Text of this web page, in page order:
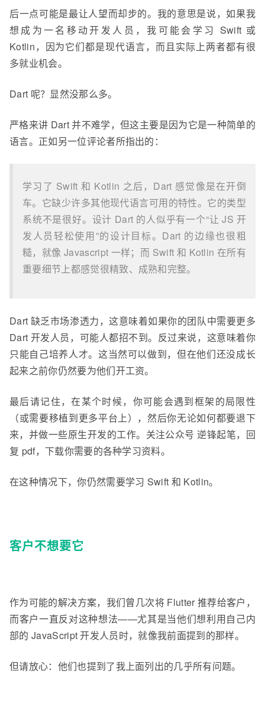
后一点可能是最让人望而却步的。我的意思是说，如果我
想成为一名移动开发人员，我可能会学习 Swift 或
Kotlin，因为它们都是现代语言，而且实际上两者都有很
多就业机会。
Dart 呢？显然没那么多。
严格来讲 Dart 并不难学，但这主要是因为它是一种简单的
语言。正如另一位评论者所指出的：
学习了 Swift 和 Kotlin 之后，Dart 感觉像是在开倒
车。它缺少许多其他现代语言可用的特性。它的类型
系统不是很好。设计 Dart 的人似乎有一个“让 JS 开
发人员轻松使用”的设计目标。Dart 的边缘也很粗
糙，就像 Javascript 一样；而 Swift 和 Kotlin 在所有
重要细节上都感觉很精致、成熟和完整。
Dart 缺乏市场渗透力，这意味着如果你的团队中需要更多
Dart 开发人员，可能人都招不到。反过来说，这意味着你
只能自己培养人才。这当然可以做到，但在他们还没成长
起来之前你仍然要为他们开工资。
最后请记住，在某个时候，你可能会遇到框架的局限性
（或需要移植到更多平台上），然后你无论如何都要退下
来，并做一些原生开发的工作。关注公众号 逆锋起笔，回
复 pdf，下载你需要的各种学习资料。
在这种情况下，你仍然需要学习 Swift 和 Kotlin。
客户不想要它
作为可能的解决方案，我们曾几次将 Flutter 推荐给客户，
而客户一直反对这种想法——尤其是当他们想利用自己内
部的 JavaScript 开发人员时，就像我前面提到的那样。
但请放心：他们也提到了我上面列出的几乎所有问题。